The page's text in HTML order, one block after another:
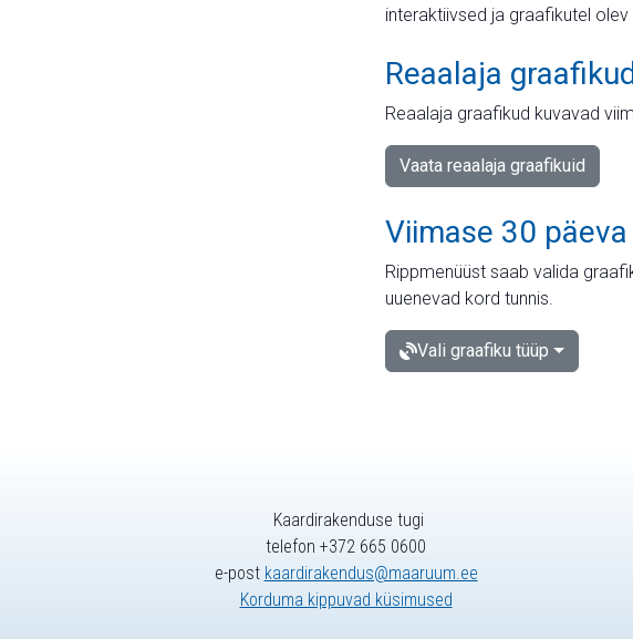
interaktiivsed ja graafikutel olev
Reaalaja
Reaalaja graafikud kuvavad
Vaata reaalaja graafikuid
Viimase 30
Rippmenüüst saab valida
uuenevad kord tunnis.
Vali graafiku tüüp
Kaardirakenduse tugi
telefon +372 665 0600
e-post kaardirakendus@maaruum.ee
Korduma kippuvad küsimused